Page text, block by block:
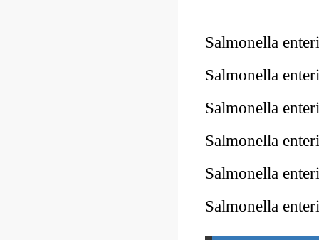
Salmonella
Salmonella
Salmonella
Salmonella
Salmonella
Salmonella